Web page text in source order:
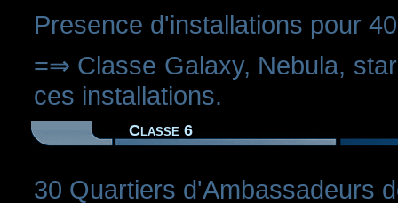
Presence d'installations pour
=⇒ Classe Galaxy, Nebula,
ces installations.
Classe 6
30 Quartiers d'Ambassadeurs